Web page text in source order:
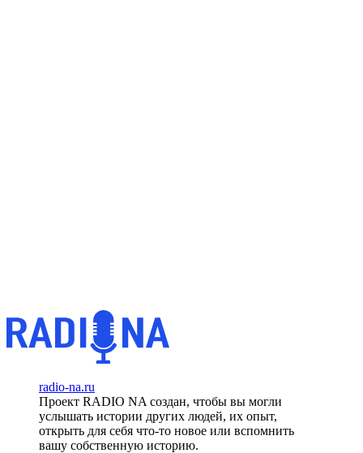
radio-na.ru
Проект RADIO NA создан, чтобы вы могли
услышать истории других людей, их опыт,
открыть для себя что-то новое или вспомнить
вашу собственную историю.